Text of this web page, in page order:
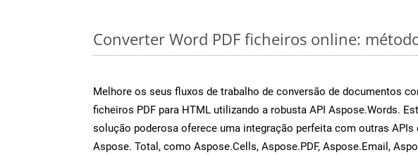
Converter Word PDF ficheiros online:
Melhore os seus fluxos de trabalho de conversão de documentos
ficheiros PDF para HTML utilizando a robusta API Aspose.Words.
solução poderosa oferece uma integração perfeita com outras APIs
Aspose. Total, como Aspose.Cells, Aspose.PDF, Aspose.Email,